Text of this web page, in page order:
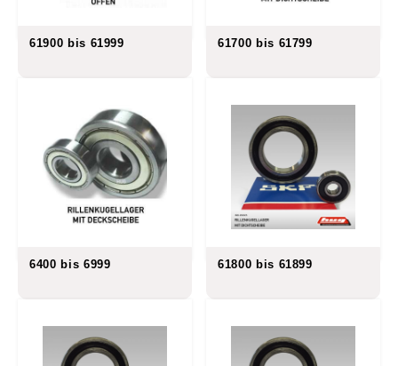
61900 bis 61999 61700 bis 61799
6400 bis 6999 61800 bis 61899